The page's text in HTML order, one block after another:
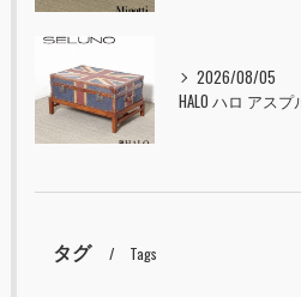
2026/08/05
タグ Tags